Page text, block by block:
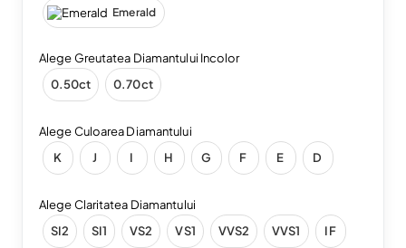
Emerald
Alege Greutatea Diamantului Incolor
0.50ct
0.70ct
Alege Culoarea Diamantului
K
J I H G F E D
Alege Claritatea Diamantului
SI2
SI1 VS2 VS1 VVS2 VVS1 IF